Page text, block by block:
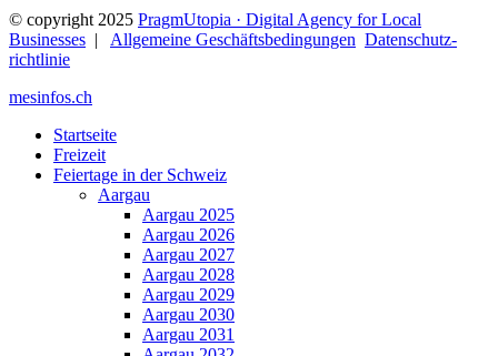
© copyright 2025 PragmUtopia · Digital Agency for Local
Businesses | Allgemeine Geschäftsbedingungen Datenschutz­
richtlinie
mesinfos.ch
Startseite
Freizeit
Feiertage in der Schweiz
Aargau
Aargau 2025
Aargau 2026
Aargau 2027
Aargau 2028
Aargau 2029
Aargau 2030
Aargau 2031